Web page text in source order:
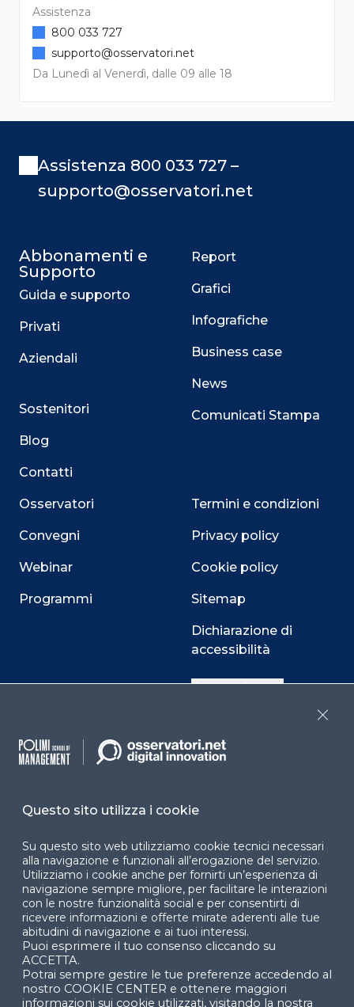
Assistenza
Da Lunedì al Venerdì, dalle 09 alle 18
800 033 727
supporto@osservatori.net
Assistenza 800 033 727 –
supporto@osservatori.net
Abbonamenti e
Supporto
Guida e supporto
Privati
Aziendali
Sostenitori
Blog
Contatti
Osservatori
Convegni
Webinar
Programmi
Report
Grafici
Infografiche
Business case
News
Comunicati Stampa
Termini e condizioni
Privacy policy
Cookie policy
Sitemap
Dichiarazione di
accessibilità
Cookie Center
Facebook LinkedIn
© 2024 Copyright © Politecnico di Milano Dipartimento
di Ingegneria Gestionale
Questo sito utilizza i cookie
Su questo sito web utilizziamo cookie tecnici necessari
alla navigazione e funzionali all’erogazione del servizio.
Utilizziamo i cookie anche per fornirti un’esperienza di
navigazione sempre migliore, per facilitare le interazioni
con le nostre funzionalità social e per consentirti di
ricevere informazioni e offerte mirate aderenti alle tue
abitudini di navigazione e ai tuoi interessi.
Puoi esprimere il tuo consenso cliccando su
ACCETTA.
Potrai sempre gestire le tue preferenze accedendo al
nostro COOKIE CENTER e ottenere maggiori
informazioni sui cookie utilizzati, visitando la nostra